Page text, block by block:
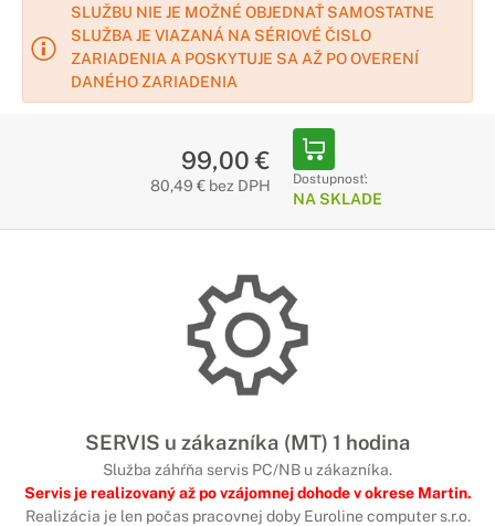
SLUŽBU NIE JE MOŽNÉ OBJEDNAŤ SAMOSTATNE
SLUŽBA JE VIAZANÁ NA SÉRIOVÉ ČISLO
ZARIADENIA A POSKYTUJE SA AŽ PO OVERENÍ
DANÉHO ZARIADENIA
99,00 €
80,49 € bez DPH Dostupnosť:
NA SKLADE
SERVIS u zákazníka (MT) 1 hodina
Služba záhŕňa servis PC/NB u zákazníka.
Servis je realizovaný až po vzájomnej dohode v okrese Martin.
Realizácia je len počas pracovnej doby Euroline computer s.r.o.